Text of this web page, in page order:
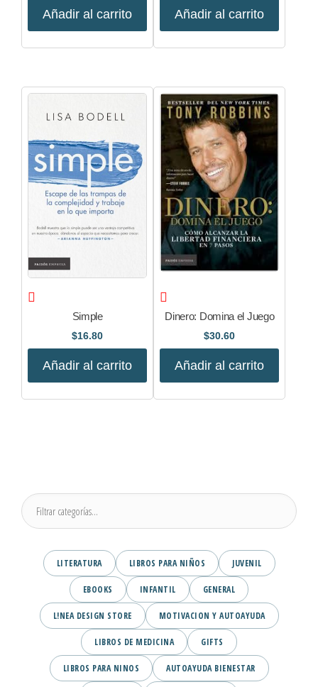
Añadir al carrito Añadir al carrito
Simple
$16.80
Añadir al carrito
Dinero: Domina el Juego
$30.60
Añadir al carrito
LITERATURA LIBROS PARA NIÑOS JUVENIL
EBOOKS INFANTIL GENERAL
L!NEA DESIGN STORE MOTIVACION Y AUTOAYUDA
LIBROS DE MEDICINA GIFTS
LIBROS PARA NINOS AUTOAYUDA BIENESTAR